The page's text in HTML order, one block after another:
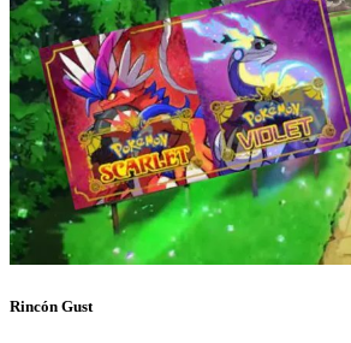
Rincón Gust